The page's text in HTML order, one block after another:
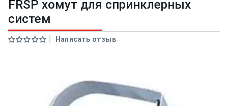
FRSP хомут для спринклерных
систем
Написать отзыв